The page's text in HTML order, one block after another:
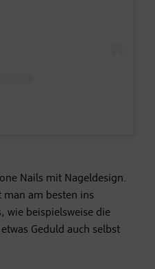
Nails mit Nageldesign.
am besten ins
wie beispielsweise die
Geduld auch selbst